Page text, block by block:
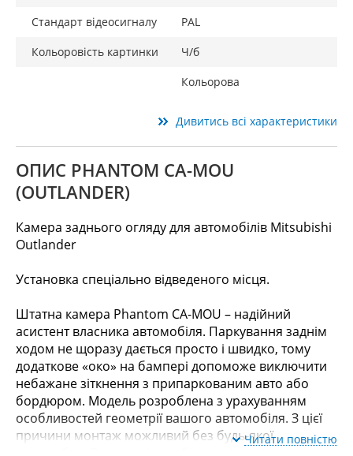
Стандарт відеосигналу
PAL
Кольоровість картинки
Ч/б
Кольорова
Дивитись всі характеристики
ОПИС PHANTOM CA-MOU
(OUTLANDER)
Камера заднього огляду для автомобілів Mitsubishi
Outlander
Установка спеціально відведеного місця.
Штатна камера Phantom CA-MOU – надійний
асистент власника автомобіля. Паркування заднім
ходом не щоразу дається просто і швидко, тому
додаткове «око» на бампері допоможе виключити
небажане зіткнення з припаркованим авто або
бордюром. Модель розроблена з урахуванням
особливостей геометрії вашого автомобіля. З цієї
причини монтаж можливий без будь-якоїЧитати повністю